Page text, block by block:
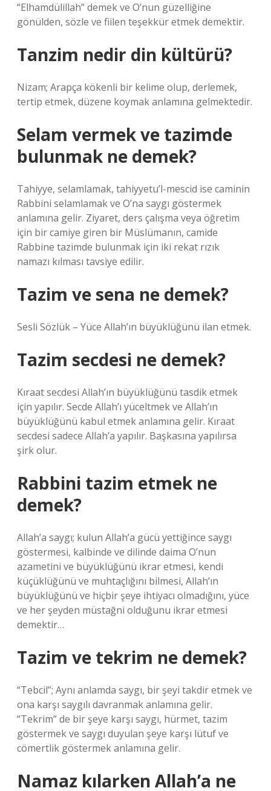
“Elhamdülillah” demek ve O’nun güzelliğine
gönülden, sözle ve fiilen teşekkür etmek demektir.
Tanzim nedir din kültürü?
Nizam; Arapça kökenli bir kelime olup, derlemek,
tertip etmek, düzene koymak anlamına gelmektedir.
Selam vermek ve tazimde
bulunmak ne demek?
Tahiyye, selamlamak, tahiyyetu’l-mescid ise caminin
Rabbini selamlamak ve O’na saygı göstermek
anlamına gelir. Ziyaret, ders çalışma veya öğretim
için bir camiye giren bir Müslümanın, camide
Rabbine tazimde bulunmak için iki rekat rızık
namazı kılması tavsiye edilir.
Tazim ve sena ne demek?
Sesli Sözlük – Yüce Allah’ın büyüklüğünü ilan etmek.
Tazim secdesi ne demek?
Kıraat secdesi Allah’ın büyüklüğünü tasdik etmek
için yapılır. Secde Allah’ı yüceltmek ve Allah’ın
büyüklüğünü kabul etmek anlamına gelir. Kıraat
secdesi sadece Allah’a yapılır. Başkasına yapılırsa
şirk olur.
Rabbini tazim etmek ne
demek?
Allah’a saygı; kulun Allah’a gücü yettiğince saygı
göstermesi, kalbinde ve dilinde daima O’nun
azametini ve büyüklüğünü ikrar etmesi, kendi
küçüklüğünü ve muhtaçlığını bilmesi, Allah’ın
büyüklüğünü ve hiçbir şeye ihtiyacı olmadığını, yüce
ve her şeyden müstağni olduğunu ikrar etmesi
demektir…
Tazim ve tekrim ne demek?
“Tebcil”; Aynı anlamda saygı, bir şeyi takdir etmek ve
ona karşı saygılı davranmak anlamına gelir.
“Tekrim” de bir şeye karşı saygı, hürmet, tazim
göstermek ve saygı duyulan şeye karşı lütuf ve
cömertlik göstermek anlamına gelir.
Namaz kılarken Allah’a ne